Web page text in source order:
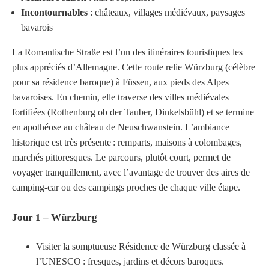
Incontournables : châteaux, villages médiévaux, paysages
bavarois
La Romantische Straße est l’un des itinéraires touristiques les
plus appréciés d’Allemagne. Cette route relie Würzburg (célèbre
pour sa résidence baroque) à Füssen, aux pieds des Alpes
bavaroises. En chemin, elle traverse des villes médiévales
fortifiées (Rothenburg ob der Tauber, Dinkelsbühl) et se termine
en apothéose au château de Neuschwanstein. L’ambiance
historique est très présente : remparts, maisons à colombages,
marchés pittoresques. Le parcours, plutôt court, permet de
voyager tranquillement, avec l’avantage de trouver des aires de
camping-car ou des campings proches de chaque ville étape.
Jour 1 – Würzburg
Visiter la somptueuse Résidence de Würzburg classée à
l’UNESCO : fresques, jardins et décors baroques.